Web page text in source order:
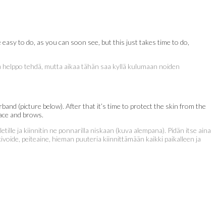
to do, as you can soon see, but this just takes time to do,
tehdä, mutta aikaa tähän saa kyllä kulumaan noiden
(picture below). After that it’s time to protect the skin from the
and brows.
ja kiinnitin ne ponnarilla niskaan (kuva alempana). Pidän itse aina
peiteaine, hieman puuteria kiinnittämään kaikki paikalleen ja